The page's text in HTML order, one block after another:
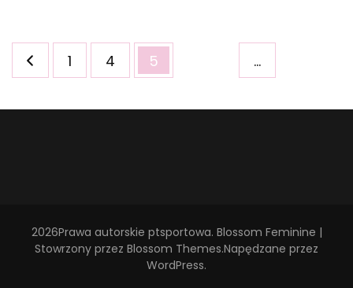
Stronicowanie
wpisówStrona
1 …
Strona
4 Strona
5
2026Prawa autorskie ptsportowa. Blossom Feminine |
Stowrzony przez Blossom Themes.Napędzane przez
WordPress.